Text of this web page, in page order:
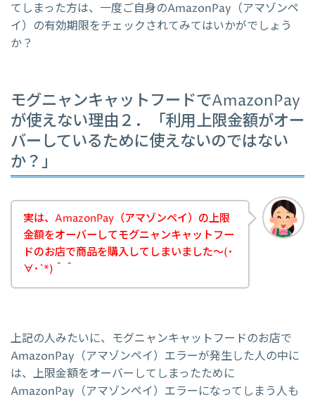
てしまった方は、一度ご自身のAmazonPay（アマゾンペ
イ）の有効期限をチェックされてみてはいかがでしょう
か？
モグニャンキャットフードでAmazonPay
が使えない理由２．「利用上限金額がオー
バーしているために使えないのではない
か？」
実は、AmazonPay（アマゾンペイ）の上限
金額をオーバーしてモグニャンキャットフー
ドのお店で商品を購入してしまいました～(･
∀･`*)＾＾
上記の人みたいに、モグニャンキャットフードのお店で
AmazonPay（アマゾンペイ）エラーが発生した人の中に
は、上限金額をオーバーしてしまったために
AmazonPay（アマゾンペイ）エラーになってしまう人も